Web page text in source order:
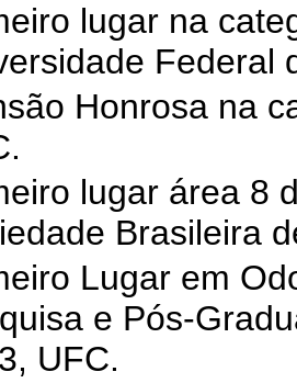
lugar na
Federal
Honrosa na
lugar área 8
Brasileira
Lugar em
e Pós-
UFC.